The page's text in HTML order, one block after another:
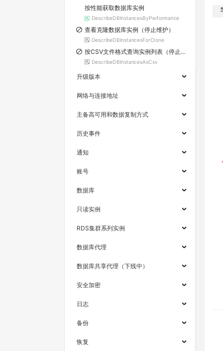
按性能获取数据库实例
DescribeDBInstancesByPerformance
查看克隆数据库实例（停止维护）
DescribeDBInstancesForClone
按CSV文件格式查询实例列表（停止维护）
DescribeDBInstancesAsCsv
升级版本
网络与连接地址
主备高可用和数据复制方式
历史事件
通知
账号
数据库
只读实例
RDS集群系列实例
数据库代理
数据库共享代理（下线中）
安全加密
日志
备份
恢复